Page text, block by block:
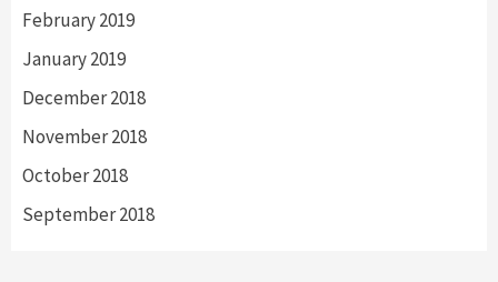
February 2019
January 2019
December 2018
November 2018
October 2018
September 2018